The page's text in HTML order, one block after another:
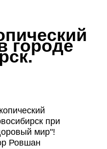
городе
при
мир"!
Ровшан